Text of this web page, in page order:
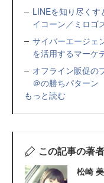
LINEを知り尽くす
イコーン／ミロゴ
サイバーエージェ
を活用するマーケ
オフライン販促の
＠の勝ちパターン
もっと読む
この記事の著者
松崎